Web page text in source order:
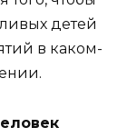
детей
в каком-